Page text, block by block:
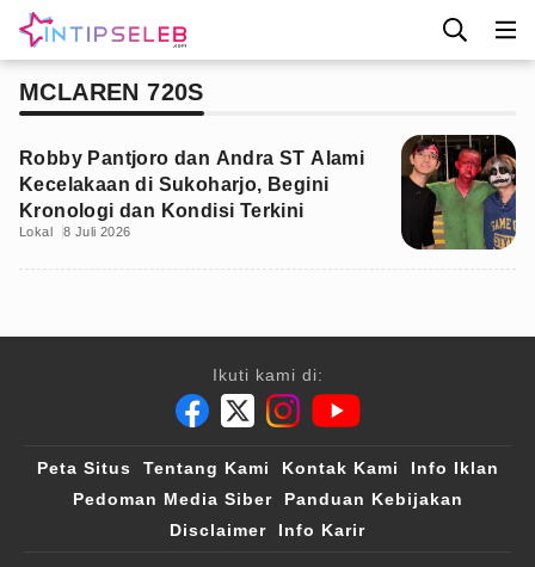
MCLAREN 720S
Robby Pantjoro dan Andra ST Alami
Kecelakaan di Sukoharjo, Begini
Kronologi dan Kondisi Terkini
Lokal 8 Juli 2026
Ikuti kami di:
Peta Situs Tentang Kami Kontak Kami
Info Iklan
Pedoman Media Siber
Panduan Kebijakan
Disclaimer
Info Karir